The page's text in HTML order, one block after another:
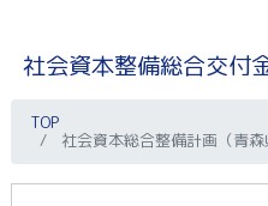
社会資本整備総合交付
TOP
社会資本総合整備計画（青森県における住宅・建築